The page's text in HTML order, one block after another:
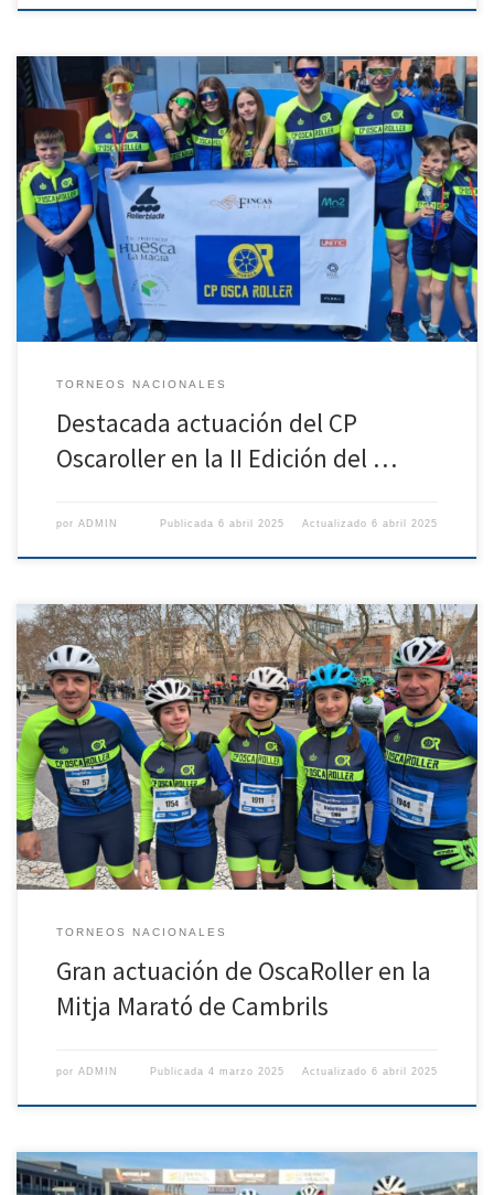
El Club CP Oscaroller tuvo una sobresaliente participación en la
segunda edición del Trofeo de Patinaje de Velocidad Ciudad de
Tudela, celebrado este fin de semana en un ambiente competitivo y
con una notable afluencia de público. Daniel Blasco, en categoría
prebenjamín masculino, consiguió la segunda posición, al igual que
[…]
TORNEOS NACIONALES
Destacada actuación del CP
Oscaroller en la II Edición del …
por ADMIN Publicada6 abril 2025 Actualizado6 abril 2025
El pasado domingo, Cambrils se convirtió en el escenario perfecto
para la celebración de la Mitja Marató, donde corredores y
patinadores se dieron cita para competir en las distancias de 10 km y
21 km. A pesar de las condiciones adversas con el asfalto mojado y
resbaladizo, los patinadores de […]
TORNEOS NACIONALES
Gran actuación de OscaRoller en la
Mitja Marató de Cambrils
por ADMIN Publicada4 marzo 2025 Actualizado6 abril 2025